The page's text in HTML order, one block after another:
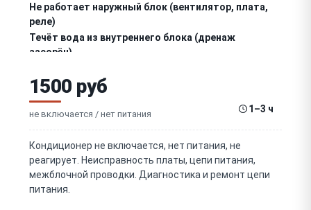
Не работает наружный блок (вентилятор, плата,
реле)
Течёт вода из внутреннего блока (дренаж
засорён)
или наружный)
Не греет (режим обогрева) (четырёхходовой
клапан)
Обмерзает / лёд на трубках наружного/
внутреннего блока
Ошибка на дисплее / мигает индикатор (коды
ошибок)
1500 руб
не включается / нет питания 1–3 ч
Кондиционер не включается, нет питания, не
реагирует. Неисправность платы, цепи питания,
межблочной проводки. Диагностика и ремонт цепи
питания.